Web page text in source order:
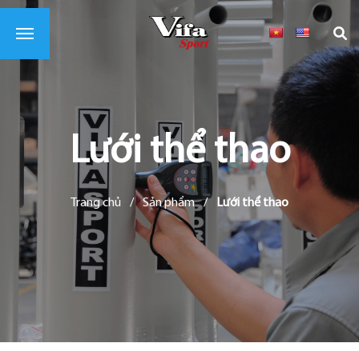
Lưới thể thao
Trang chủ / Sản phẩm / Lưới thể thao